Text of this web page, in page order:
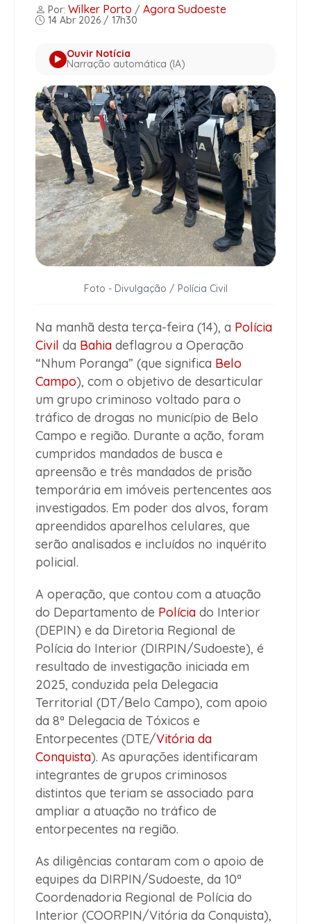
Por: Wilker Porto / Agora Sudoeste
14 Abr 2026 / 17h30
Ouvir Notícia
Narração automática (IA)
Foto - Divulgação / Polícia Civil
Na manhã desta terça-feira (14), a Polícia
Civil da Bahia deflagrou a Operação
“Nhum Poranga” (que significa Belo
Campo), com o objetivo de desarticular
um grupo criminoso voltado para o
tráfico de drogas no município de Belo
Campo e região. Durante a ação, foram
cumpridos mandados de busca e
apreensão e três mandados de prisão
temporária em imóveis pertencentes aos
investigados. Em poder dos alvos, foram
apreendidos aparelhos celulares, que
serão analisados e incluídos no inquérito
policial.
A operação, que contou com a atuação
do Departamento de Polícia do Interior
(DEPIN) e da Diretoria Regional de
Polícia do Interior (DIRPIN/Sudoeste), é
resultado de investigação iniciada em
2025, conduzida pela Delegacia
Territorial (DT/Belo Campo), com apoio
da 8ª Delegacia de Tóxicos e
Entorpecentes (DTE/Vitória da
Conquista). As apurações identificaram
integrantes de grupos criminosos
distintos que teriam se associado para
ampliar a atuação no tráfico de
entorpecentes na região.
As diligências contaram com o apoio de
equipes da DIRPIN/Sudoeste, da 10ª
Coordenadoria Regional de Polícia do
Interior (COORPIN/Vitória da Conquista),